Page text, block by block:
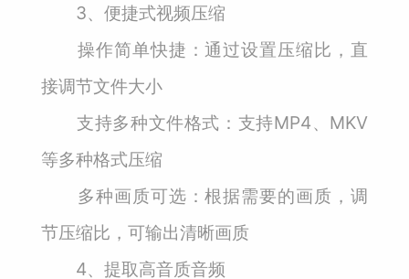
3、便捷式视频压缩
操作简单快捷：通过设置压缩比，直
接调节文件大小
支持多种文件格式：支持MP4、MKV
等多种格式压缩
多种画质可选：根据需要的画质，调
节压缩比，可输出清晰画质
4、提取高音质音频